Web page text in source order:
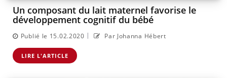
Un composant du lait maternel favorise le
développement cognitif du bébé
Publié le 15.02.2020 | Par Johanna Hébert
LIRE L'ARTICLE